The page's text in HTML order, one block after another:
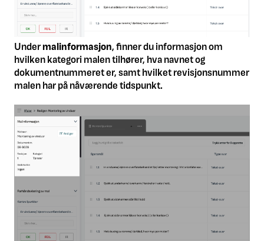
Undermalinformasjon, finner du informasjon om
hvilken kategori malen tilhører, hva navnet og
dokumentnummeret er, samt hvilket revisjonsnummer
malen har på nåværende tidspunkt.